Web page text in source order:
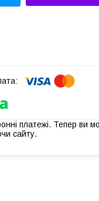
платежі. Тепер ви
сайту.